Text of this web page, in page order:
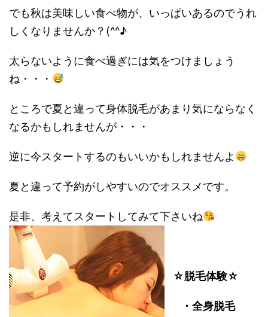
でも秋は美味しい食べ物が、いっぱいあるのでうれ
しくなりませんか？(^^♪
太らないように食べ過ぎには気をつけましょう
ね・・・
ところで夏と違って身体脱毛があまり気にならなく
なるかもしれませんが・・・
逆に今スタートするのもいいかもしれませんよ
夏と違って予約がしやすいのでオススメです。
是非、考えてスタートしてみて下さいね
☆脱毛体験☆
・全身脱毛